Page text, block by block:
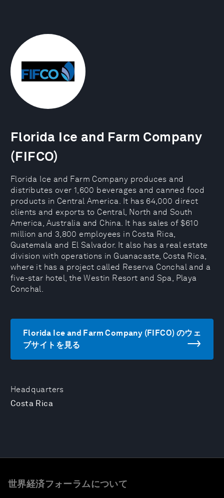
Headquarters
Costa Rica
Florida Ice and Farm Company
(FIFCO)
Florida Ice and Farm Company produces and
distributes over 1,600 beverages and canned food
products in Central America. It has 64,000 direct
clients and exports to Central, North and South
America, Australia and China. It has sales of $610
million and 3,800 employees in Costa Rica,
Guatemala and El Salvador. It also has a real estate
division with operations in Guanacaste, Costa Rica,
where it has a project called Reserva Conchal and a
five-star hotel, the Westin Resort and Spa, Playa
Conchal.
Florida Ice and Farm Company (FIFCO) のウェ
ブサイトを見る
世界経済フォーラムについて